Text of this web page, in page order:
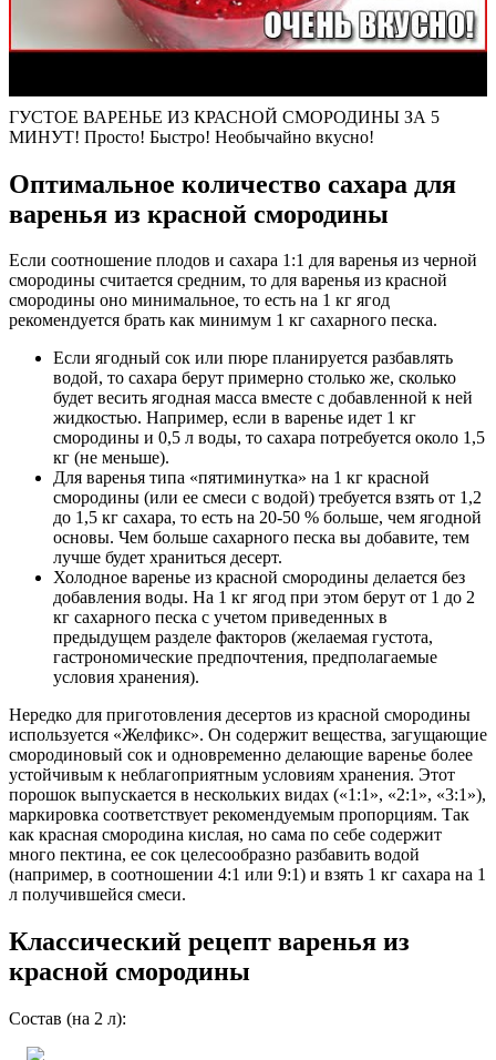
ГУСТОЕ ВАРЕНЬЕ ИЗ КРАСНОЙ СМОРОДИНЫ ЗА 5
МИНУТ! Просто! Быстро! Необычайно вкусно!
Оптимальное количество сахара для
варенья из красной смородины
Если соотношение плодов и сахара 1:1 для варенья из черной
смородины считается средним, то для варенья из красной
смородины оно минимальное, то есть на 1 кг ягод
рекомендуется брать как минимум 1 кг сахарного песка.
Если ягодный сок или пюре планируется разбавлять
водой, то сахара берут примерно столько же, сколько
будет весить ягодная масса вместе с добавленной к ней
жидкостью. Например, если в варенье идет 1 кг
смородины и 0,5 л воды, то сахара потребуется около 1,5
кг (не меньше).
Для варенья типа «пятиминутка» на 1 кг красной
смородины (или ее смеси с водой) требуется взять от 1,2
до 1,5 кг сахара, то есть на 20-50 % больше, чем ягодной
основы. Чем больше сахарного песка вы добавите, тем
лучше будет храниться десерт.
Холодное варенье из красной смородины делается без
добавления воды. На 1 кг ягод при этом берут от 1 до 2
кг сахарного песка с учетом приведенных в
предыдущем разделе факторов (желаемая густота,
гастрономические предпочтения, предполагаемые
условия хранения).
Нередко для приготовления десертов из красной смородины
используется «Желфикс». Он содержит вещества, загущающие
смородиновый сок и одновременно делающие варенье более
устойчивым к неблагоприятным условиям хранения. Этот
порошок выпускается в нескольких видах («1:1», «2:1», «3:1»),
маркировка соответствует рекомендуемым пропорциям. Так
как красная смородина кислая, но сама по себе содержит
много пектина, ее сок целесообразно разбавить водой
(например, в соотношении 4:1 или 9:1) и взять 1 кг сахара на 1
л получившейся смеси.
Классический рецепт варенья из
красной смородины
Состав (на 2 л):